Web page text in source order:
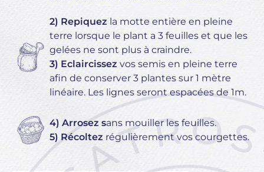
2) Repiquez la motte entière en pleine
terre lorsque le plant a 3 feuilles et que les
gelées ne sont plus à craindre.
3) Eclaircissez vos semis en pleine terre
afin de conserver 3 plantes sur 1 mètre
linéaire. Les lignes seront espacées de 1m.
4) Arrosez sans mouiller les feuilles.
5) Récoltez régulièrement vos courgettes.